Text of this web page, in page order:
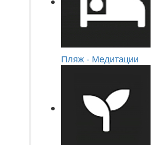
Пляж - Медитации